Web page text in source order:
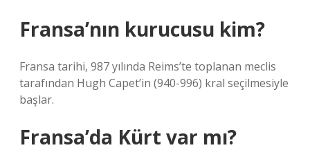
Fransa’nın kurucusu kim?
Fransa tarihi, 987 yılında Reims’te toplanan meclis
tarafından Hugh Capet’in (940-996) kral seçilmesiyle
başlar.
Fransa’da Kürt var mı?